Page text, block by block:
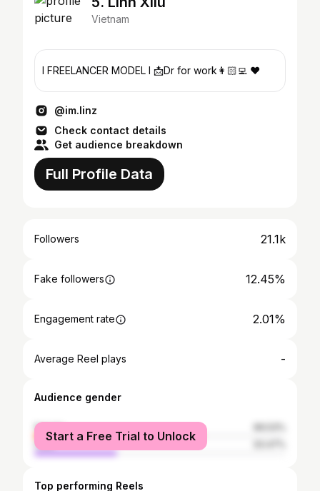
Vietnam
l FREELANCER MODEL l 📩Dr for work👩🏻‍💻 ❤️
@im.linz
Check contact details
Get audience breakdown
Full Profile Data
Followers 21.1k
Fake followers 12.45%
Engagement rate 2.01%
Average Reel plays -
Audience gender
female
male
Start a Free Trial to Unlock
Top performing Reels